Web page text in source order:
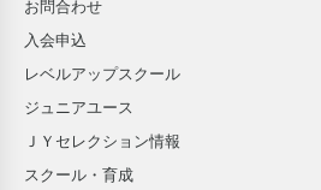
お問合わせ
入会申込
レベルアップスクール
ジュニアユース
ＪＹセレクション情報
スクール・育成